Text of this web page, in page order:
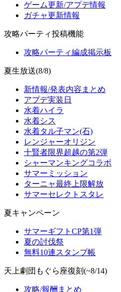
ゲーム更新/アプデ情報
ガチャ更新情報
攻略パーティ投稿機能
攻略パーティ編成掲示板
夏生放送(8/8)
新情報/発表内容まとめ
アプデ実装日
水着ハイラ
水着シス
水着タル子マン(石)
レンジャーオリジン
十賢者限界超越の第2弾
シャーマンキングコラボ
サマーミッション
ターニャ最終上限解放
サマーセレクトスタレ
夏キャンペーン
サマーギフトCP第1弾
夏の討伐祭
無料10連スタンプ帳
天上劇団もぐら座復刻(~8/14)
攻略/報酬まとめ